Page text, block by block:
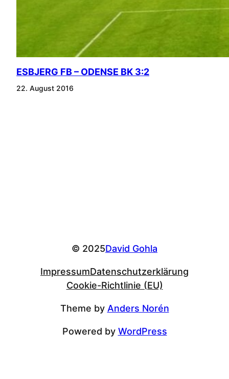
ESBJERG FB – ODENSE BK 3:2
22. August 2016
© 2025David Gohla
ImpressumDatenschutzerklärung
Cookie-Richtlinie (EU)
Theme by Anders Norén
Powered by WordPress